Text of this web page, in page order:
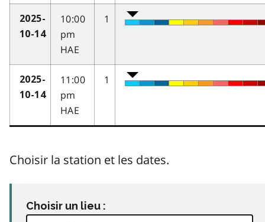
2025-
10-14
10:00
pm
HAE
1
2025-
10-14
11:00
pm
HAE
1
Choisir la station et les dates.
Choisir un lieu :